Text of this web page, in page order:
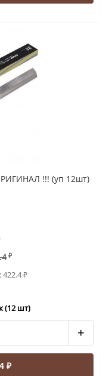
!!! (уп 12шт)
₽
422.4₽
(12 шт)
+
₽